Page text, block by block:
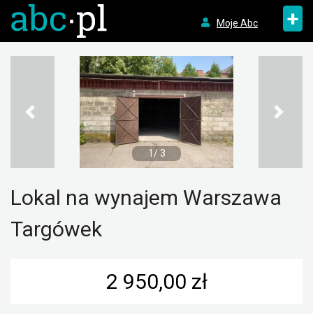
Moje Abc +
1/ 3
Lokal na wynajem Warszawa
Targówek
2 950,00 zł